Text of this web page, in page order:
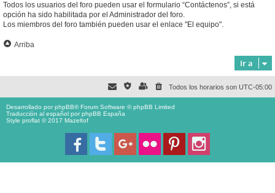
Todos los usuarios del foro pueden usar el formulario “Contáctenos”, si está
opción ha sido habilitada por el Administrador del foro.
Los miembros del foro también pueden usar el enlace "El equipo".
Arriba
Ir a
Todos los horarios son UTC-05:00
Desarrollado porphpBB® Forum Software © phpBB Limited
Traducción al español porphpBB España
Style proflat © 2017 Mazeltof